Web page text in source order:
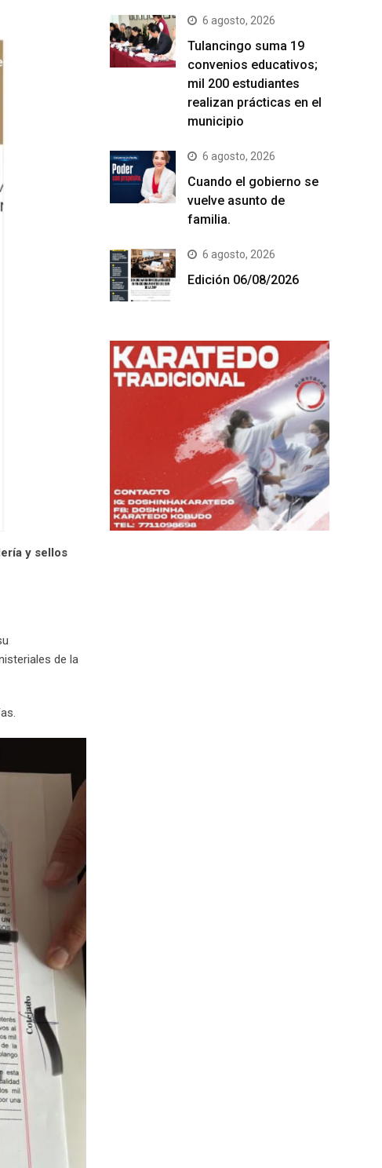
y sellos
de la
6 agosto, 2026
Tulancingo suma 19
convenios educativos;
mil 200 estudiantes
realizan prácticas en el
municipio
6 agosto, 2026
Cuando el gobierno se
vuelve asunto de
familia.
6 agosto, 2026
Edición 06/08/2026